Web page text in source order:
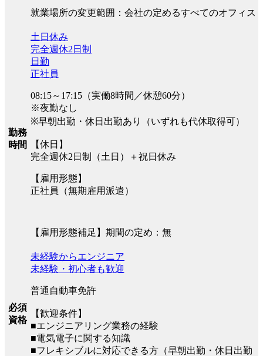
就業場所の変更範囲：会社の定めるすべてのオフィス
勤務
時間
土日休み
完全週休2日制
日勤
正社員
08:15～17:15（実働8時間／休憩60分）
※夜勤なし
※早朝出勤・休日出勤あり（いずれも代休取得可）
【休日】
完全週休2日制（土日）＋祝日休み
【雇用形態】
正社員（無期雇用派遣）
【雇用形態補足】期間の定め：無
必須
資格
未経験からエンジニア
未経験・初心者も歓迎
普通自動車免許
【歓迎条件】
■エンジニアリング業務の経験
■電気電子に関する知識
■フレキシブルに対応できる方（早朝出勤・休日出勤